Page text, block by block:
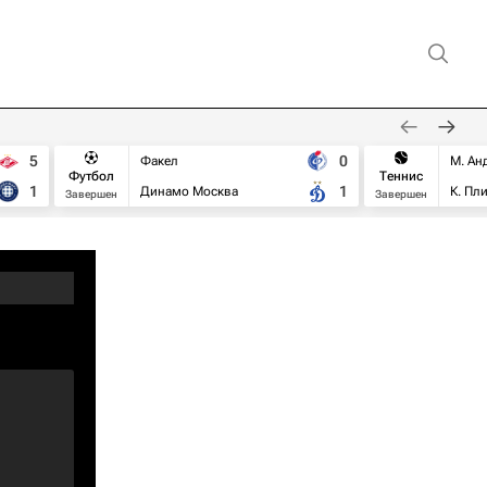
5
1
Футбол
Завершен
Факел
Динамо Москва
0
1
Теннис
Завершен
М.
К.